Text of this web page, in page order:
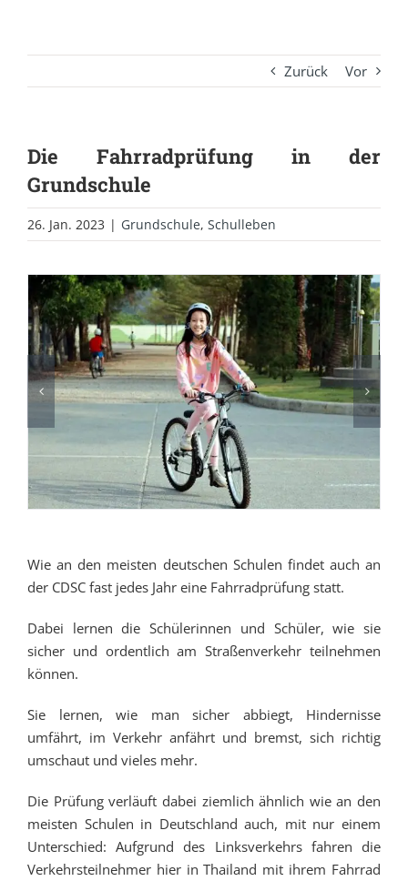
Zurück Vor
Die Fahrradprüfung in der
Grundschule
26. Jan. 2023 | Grundschule, Schulleben
Wie an den meisten deutschen Schulen findet auch an
der CDSC fast jedes Jahr eine Fahrradprüfung statt.
Dabei lernen die Schülerinnen und Schüler, wie sie
sicher und ordentlich am Straßenverkehr teilnehmen
können.
Sie lernen, wie man sicher abbiegt, Hindernisse
umfährt, im Verkehr anfährt und bremst, sich richtig
umschaut und vieles mehr.
Die Prüfung verläuft dabei ziemlich ähnlich wie an den
meisten Schulen in Deutschland auch, mit nur einem
Unterschied: Aufgrund des Linksverkehrs fahren die
Verkehrsteilnehmer hier in Thailand mit ihrem Fahrrad